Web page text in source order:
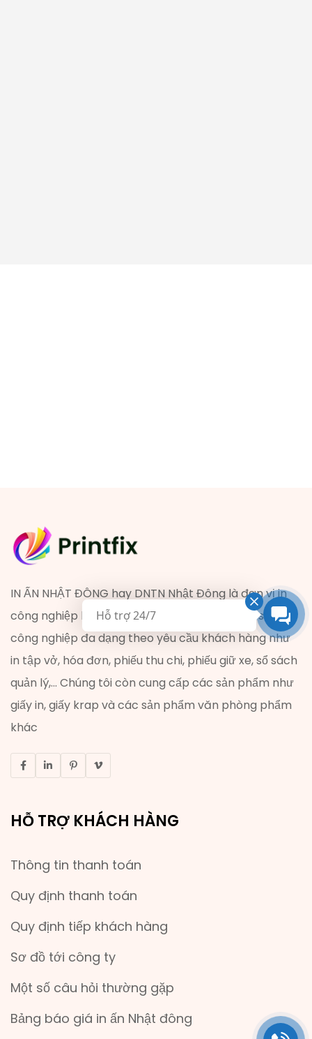
IN ẤN NHẬT ĐÔNG hay DNTN Nhật Đông là đơn vị in
công nghiệp hàng đầu tại Tp.HCM. Ngoài in offset
công nghiệp đa dạng theo yêu cầu khách hàng như
in tập vở, hóa đơn, phiếu thu chi, phiếu giữ xe, sổ sách
quản lý,... Chúng tôi còn cung cấp các sản phẩm như
giấy in, giấy krap và các sản phẩm văn phòng phẩm
khác
HỖ TRỢ KHÁCH HÀNG
Thông tin thanh toán
Quy định thanh toán
Quy định tiếp khách hàng
Sơ đồ tới công ty
Một số câu hỏi thường gặp
Bảng báo giá in ấn Nhật đông
Hỗ trợ 24/7